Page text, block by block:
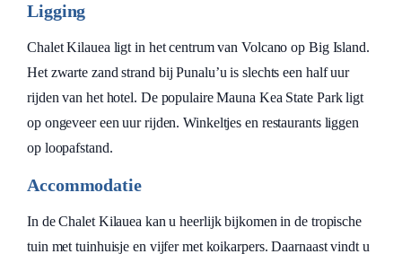
Ligging
Chalet Kilauea ligt in het centrum van Volcano op Big Island.
Het zwarte zand strand bij Punalu’u is slechts een half uur
rijden van het hotel. De populaire Mauna Kea State Park ligt
op ongeveer een uur rijden. Winkeltjes en restaurants liggen
op loopafstand.
Accommodatie
In de Chalet Kilauea kan u heerlijk bijkomen in de tropische
tuin met tuinhuisje en vijfer met koikarpers. Daarnaast vindt u